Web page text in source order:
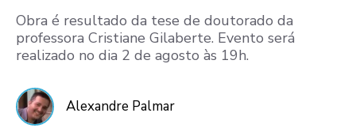
Obra é resultado da tese de doutorado da
professora Cristiane Gilaberte. Evento será
realizado no dia 2 de agosto às 19h.
Alexandre Palmar